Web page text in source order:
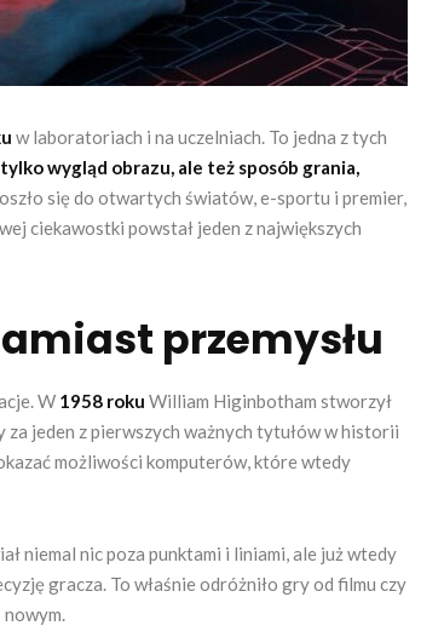
w laboratoriach i na uczelniach. To jedna z tych
wygląd obrazu, ale też sposób grania,
się do otwartych światów, e-sportu i premier,
ciekawostki powstał jeden z największych
przemysłu
W 1958 roku William Higinbotham stworzył
za jeden z pierwszych ważnych tytułów w historii
możliwości komputerów, które wtedy
niemal nic poza punktami i liniami, ale już wtedy
gracza. To właśnie odróżniło gry od filmu czy
nowym.